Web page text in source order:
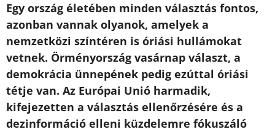
Egy ország életében minden választás fontos,
azonban vannak olyanok, amelyek a
nemzetközi színtéren is óriási hullámokat
vetnek. Örményország vasárnap választ, a
demokrácia ünnepének pedig ezúttal óriási
tétje van. Az Európai Unió harmadik,
kifejezetten a választás ellenőrzésére és a
dezinformáció elleni küzdelemre fókuszáló